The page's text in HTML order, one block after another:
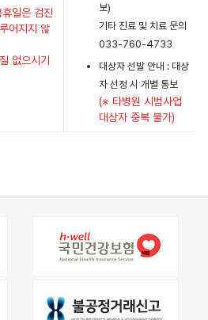
일은 검진
어지지 않
없으시기
보)
기타 진료 및 치료 문의
033-760-4733
대상자 선발 안내 : 대상
자 선정 시 개별 통보
(※ 타병원 시범사업
대상자 중복 불가)